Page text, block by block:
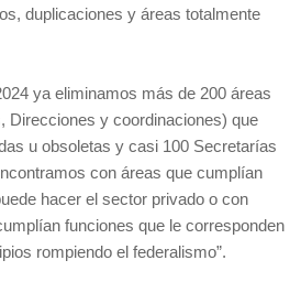
duplicaciones y áreas totalmente
ya eliminamos más de 200 áreas
Direcciones y coordinaciones) que
u obsoletas y casi 100 Secretarías
con áreas que cumplían
hacer el sector privado o con
funciones que le corresponden
rompiendo el federalismo”.